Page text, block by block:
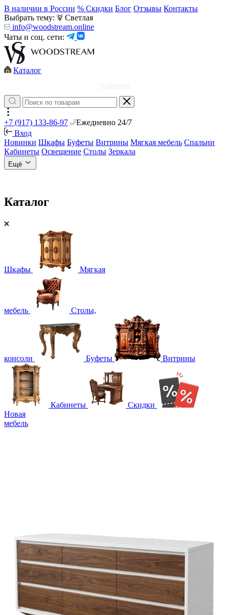
В наличии в России % Скидки Блог Отзывы Контакты
Выбрать тему:
Светлая
info@woodstream.online
Чаты и соц. сети:
Каталог
+7 (917) 133-86-97
Ежедневно 24/7
Вход
Новинки Шкафы Буфеты Витрины Мягкая мебель Спальни
Кабинеты Освещение Столы Зеркала
Ещё
Каталог
Шкафы Мягкая
мебель Столы,
консоли Буфеты Витрины
Кабинеты
Скидки
Новая
мебель